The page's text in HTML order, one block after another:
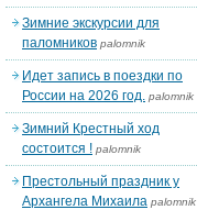
Зимние экскурсии для
паломников palomnik
Идет запись в поездки по
России на 2026 год. palomnik
Зимний Крестный ход
состоится ! palomnik
Престольный праздник у
Архангела Михаила palomnik